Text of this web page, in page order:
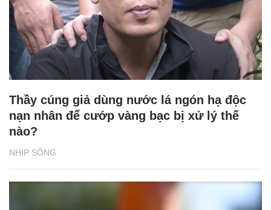
NHỊP SỐNG
Thầy cúng giả dùng nước lá ngón hạ độc
nạn nhân để cướp vàng bạc bị xử lý thế
nào?